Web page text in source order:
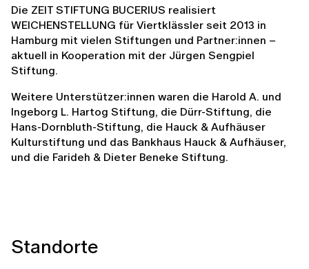
Die ZEIT STIFTUNG BUCERIUS realisiert
WEICHENSTELLUNG für Viertklässler seit 2013 in
Hamburg mit vielen Stiftungen und Partner:innen –
aktuell in Kooperation mit der Jürgen Sengpiel
Stiftung.
Weitere Unterstützer:innen waren die Harold A. und
Ingeborg L. Hartog Stiftung, die Dürr-Stiftung, die
Hans-Dornbluth-Stiftung, die Hauck & Aufhäuser
Kulturstiftung und das Bankhaus Hauck & Aufhäuser,
und die Farideh & Dieter Beneke Stiftung.
Standorte